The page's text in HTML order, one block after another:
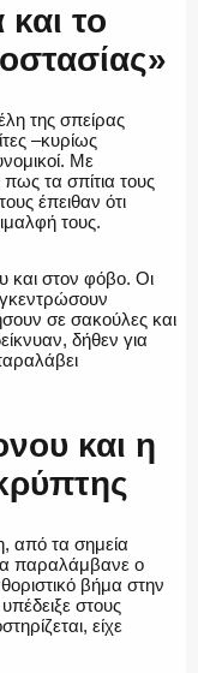
το
της σπείρας
–κυρίως
Με
τα σπίτια τους
έπειθαν ότι
τους.
και στον φόβο. Οι
σε σακούλες και
δήθεν για
και η
από τα σημεία
παραλάμβανε ο
βήμα στην
στους
είχε